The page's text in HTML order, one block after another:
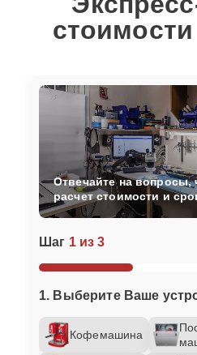
Шаг 1 из 3
1. Выберите Ваше
Кофемашина
Отвечайте на вопросы,
расчет стоимости и